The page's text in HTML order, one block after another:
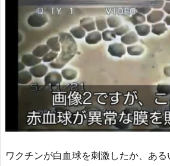
ワクチンが白血球を刺激したか、ある